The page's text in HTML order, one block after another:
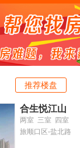
推荐楼盘
合生悦江山
两室 三室
四室
旅顺口区-盐北路